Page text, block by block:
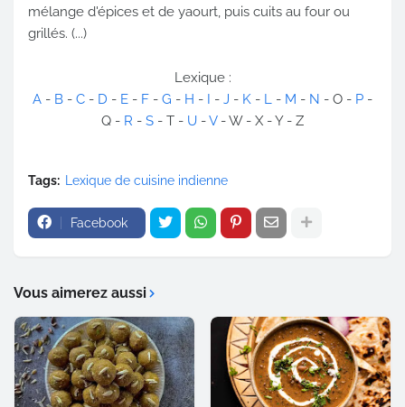
mélange d'épices et de yaourt, puis cuits au four ou
grillés. (...)
Lexique :
A - B - C - D - E - F - G - H - I - J - K - L - M - N - O - P -
Q - R - S - T - U -V- W - X - Y - Z
Tags: Lexique de cuisine indienne
Facebook
Vous aimerez aussi